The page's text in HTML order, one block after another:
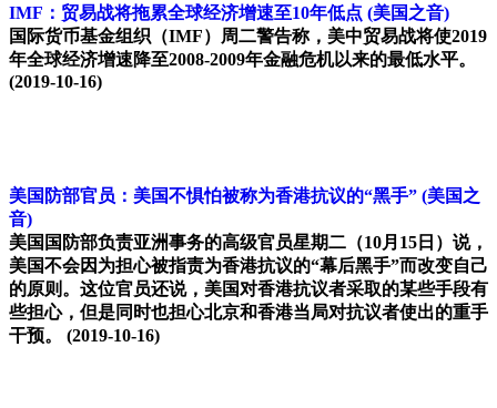
IMF：贸易战将拖累全球经济增速至10年低点 (美国之音)
国际货币基金组织（IMF）周二警告称，美中贸易战将使2019
年全球经济增速降至2008-2009年金融危机以来的最低水平。
(2019-10-16)
美国防部官员：美国不惧怕被称为香港抗议的“黑手” (美国之
音)
美国国防部负责亚洲事务的高级官员星期二（10月15日）说，
美国不会因为担心被指责为香港抗议的“幕后黑手”而改变自己
的原则。这位官员还说，美国对香港抗议者采取的某些手段有
些担心，但是同时也担心北京和香港当局对抗议者使出的重手
干预。
(2019-10-16)